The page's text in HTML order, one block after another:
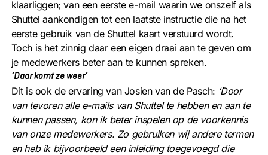
klaarliggen; van een eerste e-mail waarin we onszelf als
Shuttel aankondigen tot een laatste instructie die na het
eerste gebruik van de Shuttel kaart verstuurd wordt.
Toch is het zinnig daar een eigen draai aan te geven om
je medewerkers beter aan te kunnen spreken.
‘Daar komt ze weer’
Dit is ook de ervaring van Josien van de Pasch: ‘Door
van tevoren alle e-mails van Shuttel te hebben en aan te
kunnen passen, kon ik beter inspelen op de voorkennis
van onze medewerkers. Zo gebruiken wij andere termen
en heb ik bijvoorbeeld een inleiding toegevoegd die